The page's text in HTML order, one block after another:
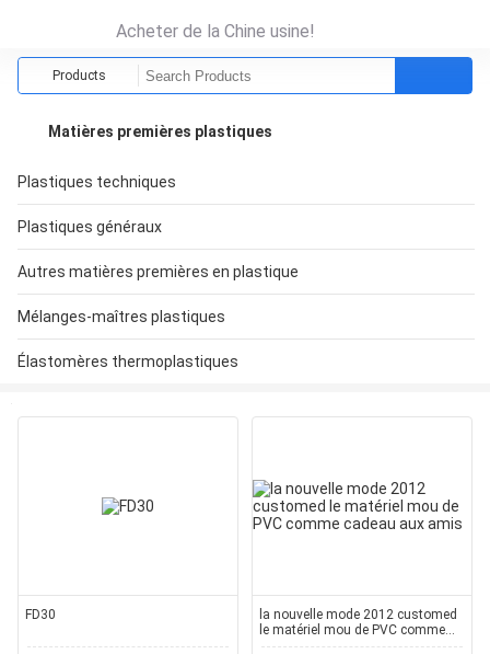
Acheter de la Chine usine!
Products
Matières premières plastiques
Plastiques techniques
Plastiques généraux
Autres matières premières en plastique
Mélanges-maîtres plastiques
Élastomères thermoplastiques
FD30
la nouvelle mode 2012 customed
le matériel mou de PVC comme
cadeau aux amis